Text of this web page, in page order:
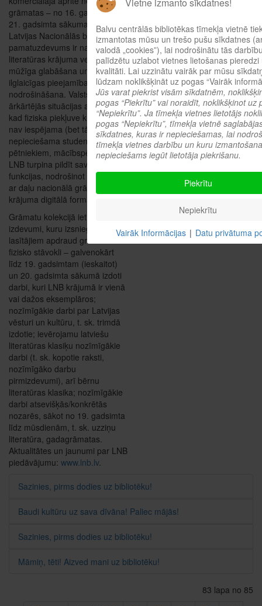
grāmatas – no 16. gadsimta līdz
21. gadsimta sākumam.
Latvijas Nacionālās bibliotēkas
pamatuzdevums ir nacionālās
literatūras krājuma veidošana,
mūžīga glabāšana un tā
ilglaicīgas pieejamības
nodrošināšana. Valsts
ārkārtējās situācijas apstākļos,
kad fiziska piekļuve krājumam
nav iespējama (bet tā īpaši
nepieciešama studentiem,
pētniekiem, mācībspēkiem),
LNB turpina pildīt savas
funkcijas, nodrošinot sabiedrību
ar daļu nacionālā grāmatu
krājuma digitālā formātā.
Grāmatu kolekcijā ietilpst:
izdevumi, kuru izsniegšana
lasītājiem apdraud grāmatu
fizisko stāvokli – galvenokārt
līdz 19. gadsimtam (ieskaitot)
un 20. gadsimta sākumā izdoti
darbi, kuri LNB krājumā ir vienā
vai dažos eksemplāros;
nozīmīgākie darbi par Latvijas
vēsturi un kultūru, t. sk. trimdā
izdotie; ievērojamu latviešu
literatūras klasiķu nozīmīgākie
darbi (t. sk. kopotie raksti,
nozīmīgāko darbu
pirmizdevumi), arī bērnu
literatūras klasika; nozīmīgākie
darbi atsevišķās/konkrētās
nozarēs, sākot no 19. gadsimta
līdz mūsdienām, t. sk. uzziņu
literatūra, gadagrāmatas.
Aktualitātes un jaunumi par LNB
piedāvājumu: www.lnb.lv.
Sazinies, pirms dodies uz bibliotēku!
Baudi kultūru uz sava dīvāna! Paliec mājās!
Sazinies, pirms dodies uz bibliotēku!
Māmiņ, tēti! Aizved mani uz bibliotēku!
83 lapa no 85
Balvu centrālās bibliotēkas tīmekļa vietnē
izmantotas mūsu un trešo pušu sīkdatnes
valodā „cookies”), lai nodrošinātu tās
palīdzētu uzlabot vietnes lietošanas pieredzi
kvalitāti. Lai uzzinātu vairāk par mūsu
lūdzam noklikšķināt uz pogas “Vairāk
Jūs varat piekrist visām sīkdatnēm,
pogas “Piekrītu” vai noraidīt, noklikšķinot uz
“Nepiekrītu”. Ja tīmekļa vietnes lietotājs
pogas “Nepiekrītu”, tīmekļa vietnē
sīkdatnes, kuras ir nepieciešamas, lai
tīmekļa vietnes darbību un kuru
nepieciešams iegūt lietotāja piekrišanu.
Piekrītu
Nepiekrītu
Vairāk Informācijas | Datu privātuma